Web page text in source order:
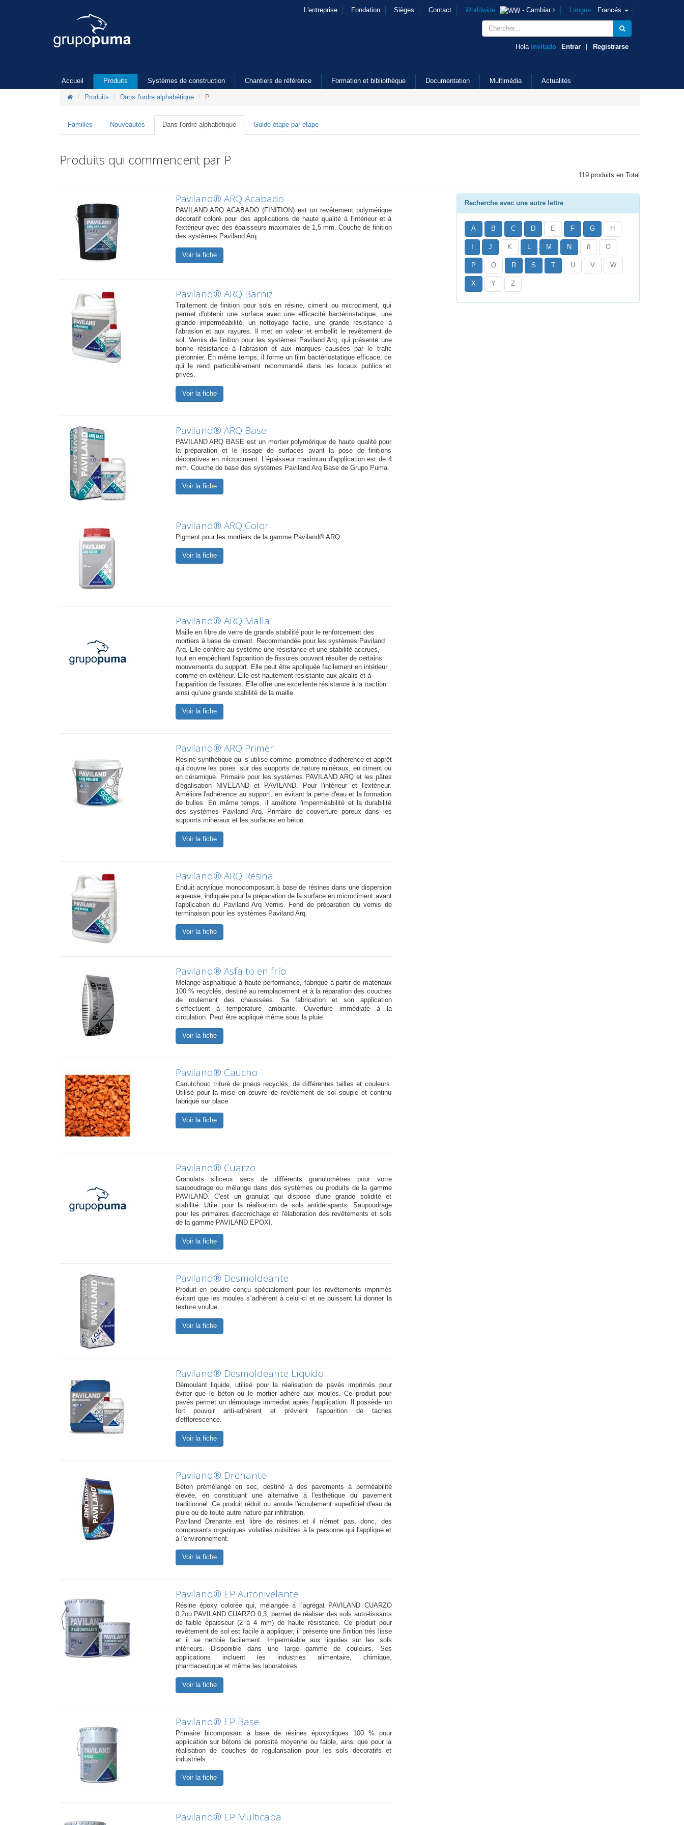
L'entreprise Fondation Sièges Contact Worldwide - Cambiar Langue: Francés
Hola invitado Entrar Registrarse
Accueil Produits Systèmes de construction Chantiers de référence Formation et bibliothèque Documentation Multimédia Actualités
Produits Dans l'ordre alphabétique P
Familles Nouveautés Dans l'ordre alphabétique Guide étape par étape
Produits qui commencent par P
119 produits en Total
Paviland® ARQ Acabado
PAVILAND ARQ ACABADO (FINITION) est un revêtement polymérique
décoratif coloré pour des applications de haute qualité à l'intérieur et à
l'extérieur avec des épaisseurs maximales de 1,5 mm. Couche de finition
des systèmes Paviland Arq.
Voir la fiche
Paviland® ARQ Barniz
Traitement de finition pour sols en résine, ciment ou microciment, qui
permet d'obtenir une surface avec une efficacité bactériostatique, une
grande imperméabilité, un nettoyage facile, une grande résistance à
l'abrasion et aux rayures. Il met en valeur et embellit le revêtement de
sol. Vernis de finition pour les systèmes Paviland Arq, qui présente une
bonne résistance à l'abrasion et aux marques causées par le trafic
piétonnier. En même temps, il forme un film bactériostatique efficace, ce
qui le rend particulièrement recommandé dans les locaux publics et
privés.
Voir la fiche
Paviland® ARQ Base
PAVILAND ARQ BASE est un mortier polymérique de haute qualité pour
la préparation et le lissage de surfaces avant la pose de finitions
décoratives en microciment. L'épaisseur maximum d'application est de 4
mm. Couche de base des systèmes Paviland Arq Base de Grupo Puma.
Voir la fiche
Paviland® ARQ Color
Pigment pour les mortiers de la gamme Paviland® ARQ.
Voir la fiche
Paviland® ARQ Malla
Maille en fibre de verre de grande stabilité pour le renforcement des
mortiers à base de ciment. Recommandée pour les systèmes Paviland
Arq. Elle confère au système une résistance et une stabilité accrues,
tout en empêchant l'apparition de fissures pouvant résulter de certains
mouvements du support. Elle peut être appliquée facilement en intérieur
comme en extérieur. Elle est hautement résistante aux alcalis et à
l’apparition de fissures. Elle offre une excellente résistance à la traction
ainsi qu’une grande stabilité de la maille.
Voir la fiche
Paviland® ARQ Primer
Résine synthétique qui s´utilise comme promotrice d'adhérence et apprêt
qui couvre les pores sur des supports de nature minéraux, en ciment ou
en céramique. Primaire pour les systèmes PAVILAND ARQ et les pâtes
d'égalisation NIVELAND et PAVILAND. Pour l'intérieur et l'extérieur.
Améliore l'adhérence au support, en évitant la perte d'eau et la formation
de bulles. En même temps, il améliore l'imperméabilité et la durabilité
des systèmes Paviland Arq. Primaire de couverture poreux dans les
supports minéraux et les surfaces en béton.
Voir la fiche
Paviland® ARQ Resina
Enduit acrylique monocomposant à base de résines dans une dispersion
aqueuse, indiquée pour la préparation de la surface en microciment avant
l'application du Paviland Arq Vernis. Fond de préparation du vernis de
terminaison pour les systèmes Paviland Arq.
Voir la fiche
Paviland® Asfalto en frío
Mélange asphaltique à haute performance, fabriqué à partir de matériaux
100 % recyclés, destiné au remplacement et à la réparation des couches
de roulement des chaussées. Sa fabrication et son application
s’effectuent à température ambiante. Ouverture immédiate à la
circulation. Peut être appliqué même sous la pluie.
Voir la fiche
Paviland® Caucho
Caoutchouc trituré de pneus recyclés, de différentes tailles et couleurs.
Utilisé pour la mise en œuvre de revêtement de sol souple et continu
fabriqué sur place.
Voir la fiche
Paviland® Cuarzo
Granulats siliceux secs de différents granulomètres pour votre
saupoudrage ou mélange dans des systèmes ou produits de la gamme
PAVILAND. C'est un granulat qui dispose d'une grande solidité et
stabilité. Utile pour la réalisation de sols antidérapants. Saupoudrage
pour les primaires d'accrochage et l'élaboration des revêtements et sols
de la gamme PAVILAND EPOXI.
Voir la fiche
Paviland® Desmoldeante
Produit en poudre conçu spécialement pour les revêtements imprimés
évitant que les moules s´adhèrent à celui-ci et ne puissent lui donner la
texture voulue.
Voir la fiche
Paviland® Desmoldeante Líquido
Démoulant liquide, utilisé pour la réalisation de pavés imprimés pour
éviter que le béton ou le mortier adhère aux moules. Ce produit pour
pavés permet un démoulage immédiat après l’application. Il possède un
fort pouvoir anti-adhérent et prévient l'apparition de taches
d'efflorescence.
Voir la fiche
Paviland® Drenante
Béton prémélangé en sec, destiné à des pavements à perméabilité
élevée, en constituant une alternative à l'esthétique du pavement
traditionnel. Ce produit réduit ou annule l'écoulement superficiel d'eau de
pluie ou de toute autre nature par infiltration.
Paviland Drenante est libre de résines et il n'émet pas, donc, des
composants organiques volatiles nuisibles à la personne qui l'applique et
à l'environnement.
Voir la fiche
Paviland® EP Autonivelante
Résine époxy colorée qui, mélangée á l´agrégat PAVILAND CUARZO
0,2ou PAVILAND CUARZO 0,3, permet de réaliser des sols auto-lissants
de faible épaisseur (2 à 4 mm) de haute résistance. Ce produit pour
revêtement de sol est facile à appliquer, il présente une finition très lisse
et il se nettoie facilement. Imperméable aux liquides sur les sols
intérieurs. Disponible dans une large gamme de couleurs. Ses
applications incluent les industries alimentaire, chimique,
pharmaceutique et même les laboratoires.
Voir la fiche
Paviland® EP Base
Primaire bicomposant à base de résines époxydiques 100 % pour
application sur bétons de porosité moyenne ou faible, ainsi que pour la
réalisation de couches de régularisation pour les sols décoratifs et
industriels.
Voir la fiche
Paviland® EP Multicapa
Recherche avec une autre lettre
A B C D E F G H
J K L M N ñ O
P Q R S U V W
X Y Z